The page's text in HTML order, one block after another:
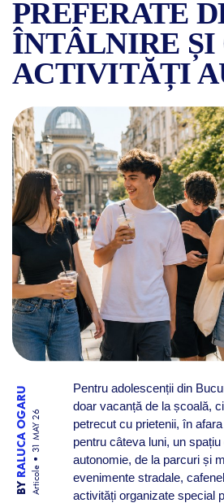
PREFERATE
ÎNTÂLNIRE ȘI
ACTIVITĂȚI
CUM
BY
RALUCA OGARU
Articole
31 MAY 26
Pentru adolescenții din
doar vacanță de la școală,
petrecut cu prietenii, în
pentru câteva luni, un
autonomie, de la parcuri și
evenimente stradale,
activități organizate special